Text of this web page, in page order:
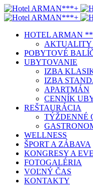
HOTEL ARMAN
AKTUALITY
POBYTOVÉ
UBYTOVANIE
IZBA
IZBA
APARTMÁN
CENNÍK
REŠTAURÁCIA
TÝŽDENNÉ
WELLNESS
ŠPORT A ZÁBAVA
KONGRESY A
FOTOGALÉRIA
VOĽNÝ ČAS
KONTAKTY